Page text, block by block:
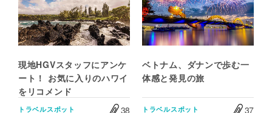
現地HGVスタッフにアンケ
ート！ お気に入りのハワイ
をリコメンド
トラベルスポット 38
ベトナム、ダナンで歩む一
体感と発見の旅
トラベルスポット 37